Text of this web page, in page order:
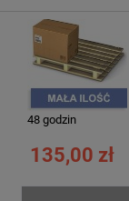
48 godzin
135,00 zł